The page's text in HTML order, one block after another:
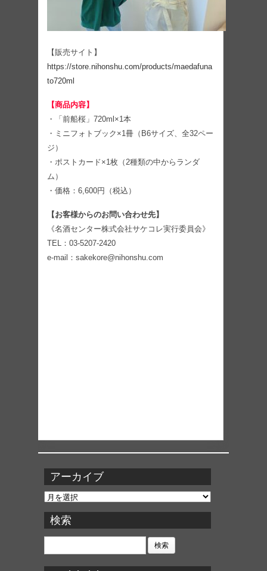
【販売サイト】
https://store.nihonshu.com/products/maedafuna
to720ml
【商品内容】
・「前船桜」720ml×1本
・ミニフォトブック×1冊（B6サイズ、全32ペー
ジ）
・ポストカード×1枚（2種類の中からランダ
ム）
・価格：6,600円（税込）
【お客様からのお問い合わせ先】
《名酒センター株式会社サケコレ実行委員会》
TEL：03-5207-2420
e-mail：sakekore@nihonshu.com
アーカイブ
ア
カ
イ
ブ
検索
検